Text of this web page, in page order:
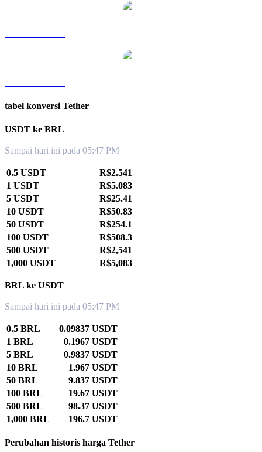
tabel konversi Tether
USDT ke BRL
Sampai hari ini pada 05:47 PM
0.5 USDT
R$2.541
1 USDT
R$5.083
5 USDT
R$25.41
10 USDT
R$50.83
50 USDT
R$254.1
100 USDT
R$508.3
500 USDT
R$2,541
1,000 USDT
R$5,083
BRL ke USDT
Sampai hari ini pada 05:47 PM
0.5 BRL
0.09837 USDT
1 BRL
0.1967 USDT
5 BRL
0.9837 USDT
10 BRL
1.967 USDT
50 BRL
9.837 USDT
100 BRL
19.67 USDT
500 BRL
98.37 USDT
1,000 BRL
196.7 USDT
Perubahan historis harga Tether